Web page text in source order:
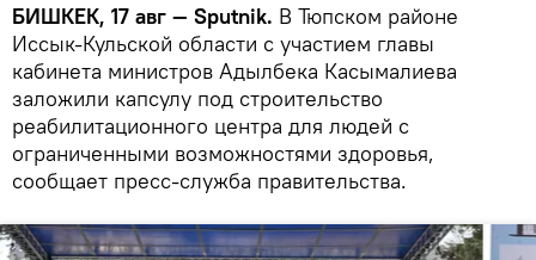
БИШКЕК, 17 авг — Sputnik. В Тюпском районе
Иссык-Кульской области с участием главы
кабинета министров Адылбека Касымалиева
заложили капсулу под строительство
реабилитационного центра для людей с
ограниченными возможностями здоровья,
сообщает пресс-служба правительства.